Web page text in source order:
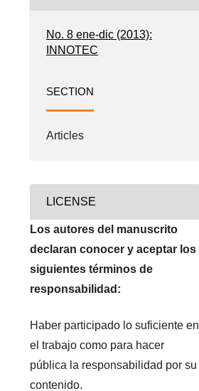
No. 8 ene-dic (2013):
INNOTEC
SECTION
Articles
LICENSE
Los autores del manuscrito
declaran conocer y aceptar los
siguientes términos de
responsabilidad:
Haber participado lo suficiente en
el trabajo como para hacer
pública la responsabilidad por su
contenido.